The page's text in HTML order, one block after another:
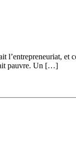
l’entrepreneuriat, et
pauvre. Un […]